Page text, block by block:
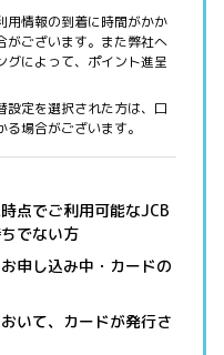
用情報の到着に時間がかか
がございます。また弊社へ
グによって、ポイント進呈
設定を選択された方は、口
場合がございます。
点でご利用可能なJCB
でない方
申し込み中・カードの
いて、カードが発行さ